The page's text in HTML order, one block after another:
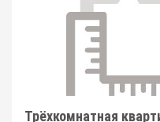
Трёхкомнатная